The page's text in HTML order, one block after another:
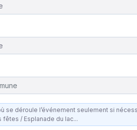
l’événement seulement si nécessaire (si
fêtes / Esplanade du lac...